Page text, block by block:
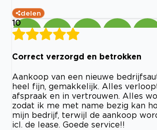
delen
10
Correct verzorgd en betrokken
Aankoop van een nieuwe
heel fijn, gemakkelijk. Alles
afspraak en in vertrouwen. Alles
zodat ik me met name bezig kan
mijn bedrijf, terwijl de aankoop
icl. de lease. Goede service!!